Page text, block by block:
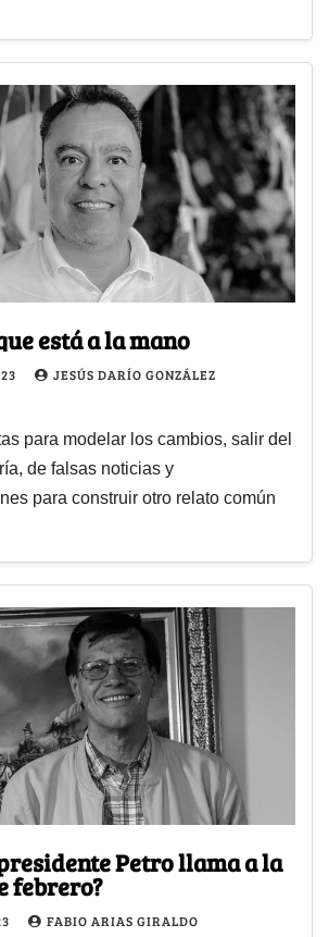
está a la mano
JESÚS DARÍO GONZÁLEZ
para modelar los cambios, salir del
de falsas noticias y
para construir otro relato común
Petro llama a la
febrero?
FABIO ARIAS GIRALDO